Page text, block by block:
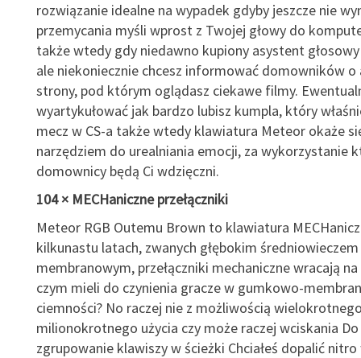
rozwiązanie idealne na wypadek gdyby jeszcze nie
przemycania myśli wprost z Twojej głowy do
także wtedy gdy niedawno kupiony asystent
ale niekoniecznie chcesz informować domowników o
strony, pod którym oglądasz ciekawe filmy.
wyartykułować jak bardzo lubisz kumpla, który
mecz w CS-a także wtedy klawiatura Meteor okaże
narzędziem do urealniania emocji, za wykorzystanie
domownicy będą Ci wdzięczni.
104 × MECHaniczne przełączniki
Meteor RGB Outemu Brown to klawiatura
kilkunastu latach, zwanych głębokim średniowieczem
membranowym, przełączniki mechaniczne wracają
czym mieli do czynienia gracze w gumkowo-
ciemności? No raczej nie z możliwością
milionokrotnego użycia czy może raczej wciskania
zgrupowanie klawiszy w ścieżki Chciałeś dopalić